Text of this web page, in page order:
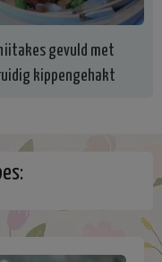
gevuld met
kippengehakt